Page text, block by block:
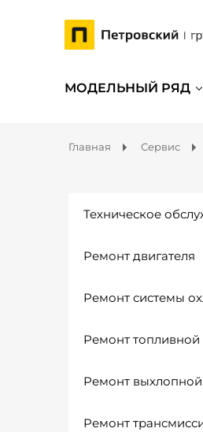
МОДЕЛЬНЫЙ РЯД
Главная Сервис
Техническое
Ремонт двигателя
Ремонт системы
Ремонт топливной
Ремонт
Ремонт